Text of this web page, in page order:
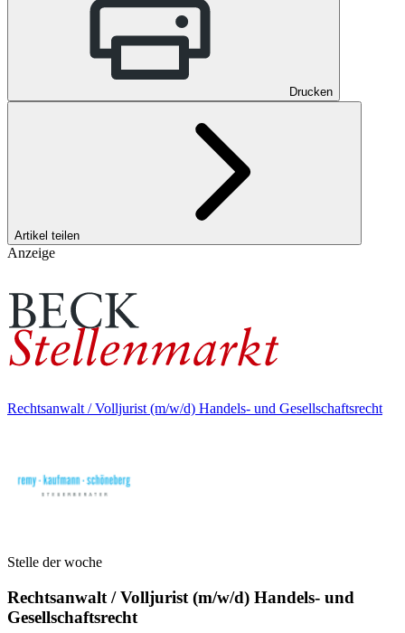
Drucken
Artikel teilen
Anzeige
Rechtsanwalt / Volljurist (m/w/d) Handels- und Gesellschaftsrecht
Stelle der woche
Rechtsanwalt / Volljurist (m/w/d) Handels- und
Gesellschaftsrecht